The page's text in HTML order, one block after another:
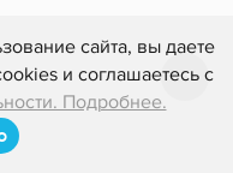
сайта, вы даете
и соглашаетесь с
Подробнее.